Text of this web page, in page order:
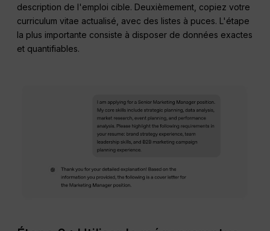
description de l'emploi cible. Deuxièmement, copiez votre
curriculum vitae actualisé, avec des listes à puces. L'étape
la plus importante consiste à disposer de données exactes
et quantifiables.